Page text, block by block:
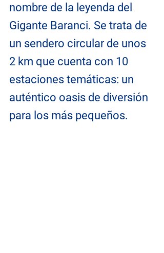
nombre de la leyenda del
Gigante Baranci. Se trata de
un sendero circular de unos
2 km que cuenta con 10
estaciones temáticas: un
auténtico oasis de diversión
para los más pequeños.